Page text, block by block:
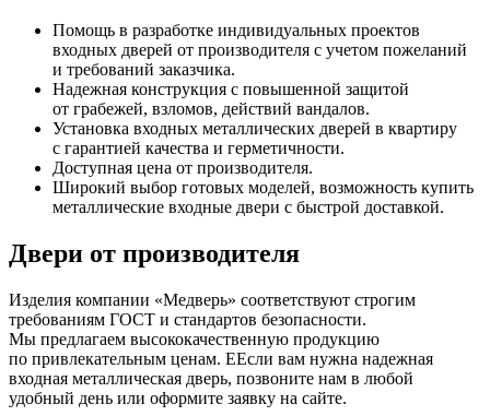
Помощь в разработке индивидуальных проектов
входных дверей от производителя с учетом пожеланий
и требований заказчика.
Надежная конструкция с повышенной защитой
от грабежей, взломов, действий вандалов.
Установка входных металлических дверей в квартиру
с гарантией качества и герметичности.
Доступная цена от производителя.
Широкий выбор готовых моделей, возможность купить
металлические входные двери с быстрой доставкой.
Двери от производителя
Изделия компании «Медверь» соответствуют строгим
требованиям ГОСТ и стандартов безопасности.
Мы предлагаем высококачественную продукцию
по привлекательным ценам. ЕЕсли вам нужна надежная
входная металлическая дверь, позвоните нам в любой
удобный день или оформите заявку на сайте.